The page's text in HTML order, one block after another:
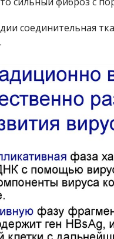
соединительная